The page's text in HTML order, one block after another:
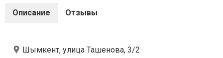
Описание Отзывы
Шымкент, улица Ташенова, 3/2